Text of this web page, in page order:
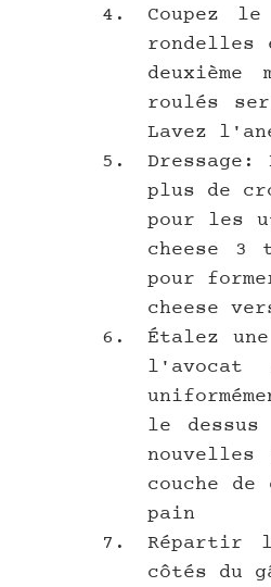
Coupez
rondelles
roulés
Lavez
plus de
pour les
cheese 3
pour
cheese
Étalez
l'avocat
le
couche
pain
Répartir
côtés du